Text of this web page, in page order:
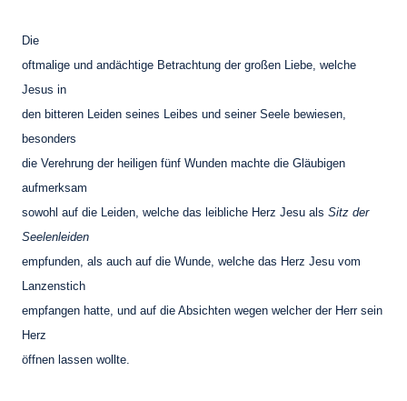
Die
oftmalige und andächtige Betrachtung der großen Liebe, welche
Jesus in
den bitteren Leiden seines Leibes und seiner Seele bewiesen,
besonders
die Verehrung der heiligen fünf Wunden machte die Gläubigen
aufmerksam
sowohl auf die Leiden, welche das leibliche Herz Jesu als Sitz der
Seelenleiden
empfunden, als auch auf die Wunde, welche das Herz Jesu vom
Lanzenstich
empfangen hatte, und auf die Absichten wegen welcher der Herr sein
Herz
öffnen lassen wollte.